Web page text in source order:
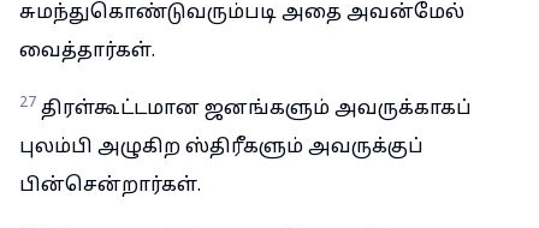
சுமந்துகொண்டுவரும்படி அதை அவன்மேல்
வைத்தார்கள்.
27 திரள்கூட்டமான ஜனங்களும் அவருக்காகப்
புலம்பி அழுகிற ஸ்திரீகளும் அவருக்குப்
பின்சென்றார்கள்.